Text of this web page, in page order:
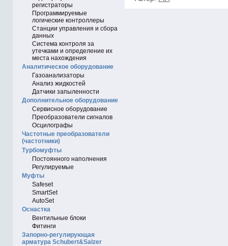
регистраторы
Программируемые
логические контроллеры
Станции управления и сбора
данных
Система контроля за
утечками и определение их
места нахождения
Аналитическое оборудование
Газоанализаторы
Анализ жидкостей
Датчики запыленности
Дополнительное оборудование
Сервисное оборудование
Преобразователи сигналов
Осцилографы
Частотные преобразователи
(частотники)
Турбомуфты
Постоянного наполнения
Регулируемые
Муфты
Safeset
SmartSet
AutoSet
Оснастка
Вентильные блоки
Фитинги
Запорно-регулирующая
арматура Schubert&Salzer